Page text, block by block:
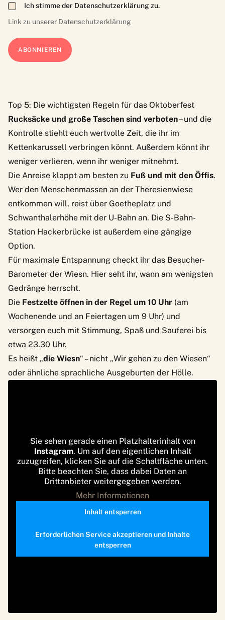
Ich stimme der Datenschutzerklärung zu.
Link zu unserer Datenschutzerklärung
Top 5: Die wichtigsten Regeln für das Oktoberfest
Rucksäcke und große Taschen sind verboten– und die
Kontrolle stiehlt euch wertvolle Zeit, die ihr im
Kettenkarussell verbringen könnt. Außerdem könnt ihr
weniger verlieren, wenn ihr weniger mitnehmt.
Die Anreise klappt am besten zu Fuß und mit den Öffis.
Wer den Menschenmassen an der Theresienwiese
entkommen will, reist über Goetheplatz und
Schwanthalerhöhe mit der U-Bahn an. Die S-Bahn-
Station Hackerbrücke ist außerdem eine gängige
Option.
Für maximale Entspannung checkt ihr das Besucher-
Barometer der Wiesn. Hier seht ihr, wann am wenigsten
Gedränge herrscht.
Die Festzelte öffnen in der Regel um 10 Uhr (am
Wochenende und an Feiertagen um 9 Uhr) und
versorgen euch mit Stimmung, Spaß und Sauferei bis
etwa 23.30 Uhr.
Es heißt „die Wiesn“ – nicht „Wir gehen zu den Wiesen“
oder ähnliche sprachliche Ausgeburten der Hölle.
Sie sehen gerade einen Platzhalterinhalt von
Instagram. Um auf den eigentlichen Inhalt
zuzugreifen, klicken Sie auf die Schaltfläche unten.
Bitte beachten Sie, dass dabei Daten an
Drittanbieter weitergegeben werden.
Mehr Informationen
Inhalt entsperren
Erforderlichen Service akzeptieren und Inhalte
entsperren